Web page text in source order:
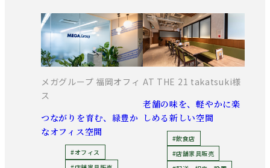
メガグループ 福岡オフィ
ス
つながりを育む、緑豊か
なオフィス空間
#オフィス
AT THE 21 takatsuki様
老舗の味を、軽やかに楽
しめる新しい空間
#飲食店
#店舗家具販売